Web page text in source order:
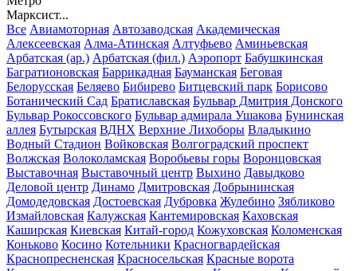
Марксист...
Все Авиамоторная Автозаводская Академическая
Алексеевская Алма-Атинская Алтуфьево Аминьевская
Арбатская (ар.) Арбатская (фил.) Аэропорт Бабушкинская
Багратионовская Баррикадная Бауманская Беговая
Белорусская Беляево Бибирево Битцевский парк Борисово
Ботанический Сад Братиславская Бульвар Дмитрия Донского
Бульвар Рокоссовского Бульвар адмирала Ушакова Бунинская
аллея Бутырская ВДНХ Верхние Лихоборы Владыкино
Водный Стадион Войковская Волгоградский проспект
Волжская Волоколамская Воробьевы горы Воронцовская
Выставочная Выставочный центр Выхино Давыдково
Деловой центр Динамо Дмитровская Добрынинская
Домодедовская Достоевская Дубровка Жулебино Зябликово
Измайловская Калужская Кантемировская Каховская
Каширская Киевская Китай-город Кожуховская Коломенская
Коньково Косино Котельники Красногвардейская
Краснопресненская Красносельская Красные ворота